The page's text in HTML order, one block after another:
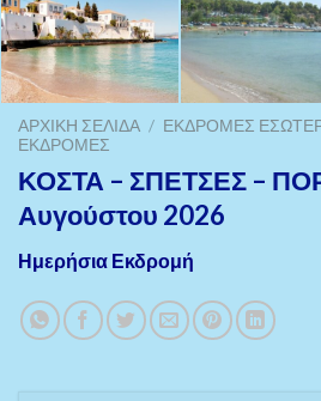
ΑΡΧΙΚΉ ΣΕΛΊΔΑ / ΕΚΔΡΟΜΈΣ
ΕΚΔΡΟΜΈΣ
ΚΟΣΤΑ – ΣΠΕΤΣΕΣ –
Αυγούστου 2026
Ημερήσια Εκδρομή